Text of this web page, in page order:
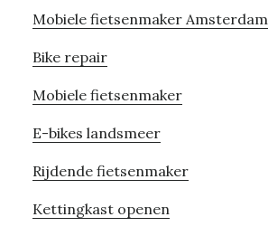
Mobiele fietsenmaker Amsterdam
Bike repair
Mobiele fietsenmaker
E-bikes landsmeer
Rijdende fietsenmaker
Kettingkast openen